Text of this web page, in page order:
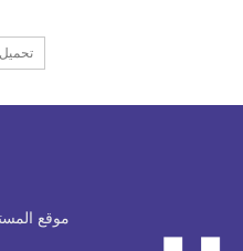
موقع